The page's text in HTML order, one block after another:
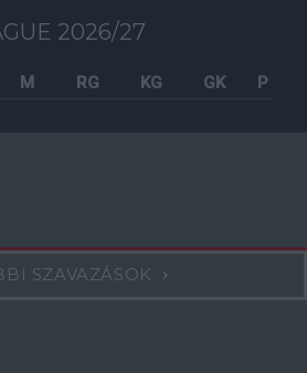
2026/27
M RG KG GK P
SZAVAZÁSOK